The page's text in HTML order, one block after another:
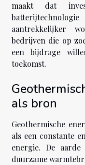
maakt dat
aantrekkelijker
bedrijven die op
een bijdrage
toekomst.
als bron
Geothermische
als een constante
energie. De
duurzame